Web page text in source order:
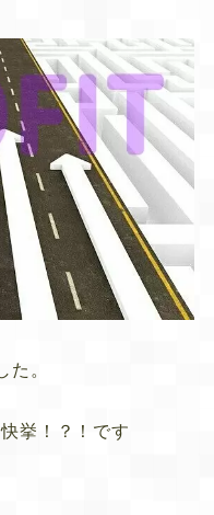
た。
挙！？！です